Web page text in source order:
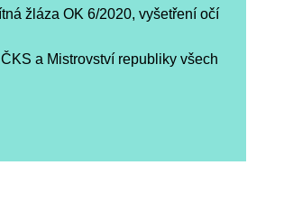
žláza OK 6/2020, vyšetření očí
a Mistrovství republiky všech